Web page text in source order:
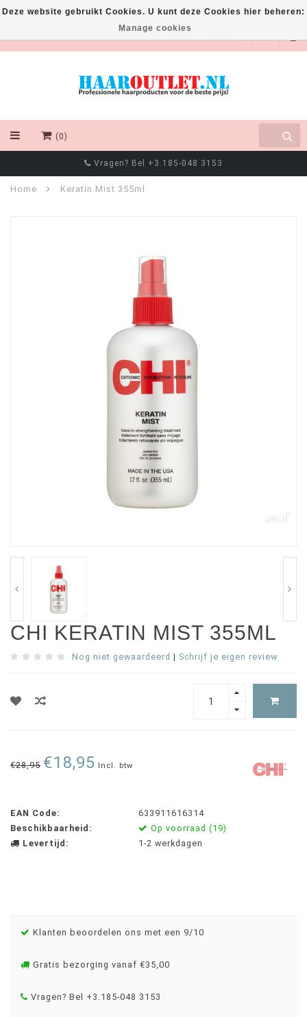
EUR
(0)
Vragen? Bel +3.185-048 3153
Home Keratin Mist 355ml
CHI KERATIN MIST 355ML
Nog niet gewaardeerd | Schrijf je eigen review
€28,95 €18,95 Incl. btw
EAN Code:
633911616314
Beschikbaarheid:
Op voorraad (19)
Levertijd:
1-2 werkdagen
Klanten beoordelen ons met een 9/10
Gratis bezorging vanaf €35,00
Vragen? Bel +3.185-048 3153
Deze website gebruikt Cookies. U kunt deze Cookies hier beheren:
Manage cookies